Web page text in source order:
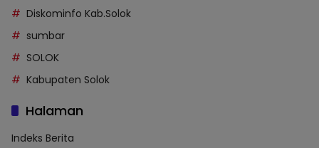
Diskominfo Kab.Solok
sumbar
SOLOK
Kabupaten Solok
Halaman
Indeks Berita